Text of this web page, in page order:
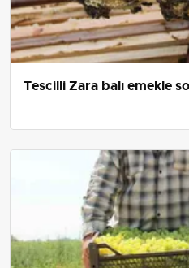
Tescilli Zara balı emekle